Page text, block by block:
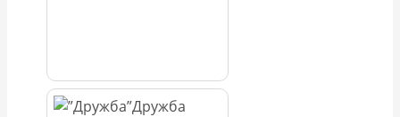
Дружба